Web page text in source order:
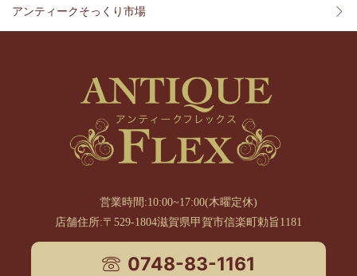
アンティークそっくり市場
営業時間:10:00~17:00(木曜定休)
店舗住所:〒529-1804滋賀県甲賀市信楽町勅旨1181
0748-83-1161